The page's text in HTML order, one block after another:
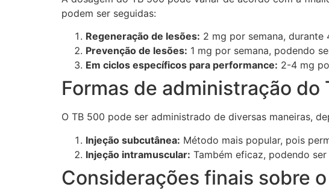
podem ser seguidas:
Regeneração de lesões: 2 mg por semana, durante
Prevenção de lesões: 1 mg por semana, podendo
Em ciclos específicos para performance: 2-4 mg
Formas de administração do
O TB 500 pode ser administrado de diversas maneiras,
Injeção subcutânea: Método mais popular, pois
Injeção intramuscular: Também eficaz, podendo
Considerações finais sobre